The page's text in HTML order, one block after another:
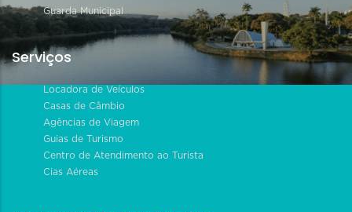
Guarda Municipal
Serviços
Locadora de Veículos
Casas de Câmbio
Agências de Viagem
Guias de Turismo
Centro de Atendimento ao Turista
Cias Aéreas